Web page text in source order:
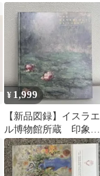
りのコレクション」展
図録
¥ 1,999
【新品図録】イスラエ
ル博物館所蔵 印象
派・光の系譜